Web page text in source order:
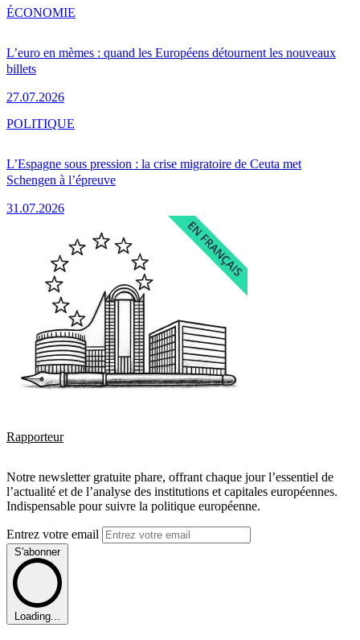
L’euro en mèmes : quand les Européens détournent les nouveaux
billets
27.07.2026
ÉCONOMIE
L’Espagne sous pression : la crise migratoire de Ceuta met
Schengen à l’épreuve
31.07.2026
POLITIQUE
Rapporteur
Notre newsletter gratuite phare, offrant chaque jour l’essentiel de
l’actualité et de l’analyse des institutions et capitales européennes.
Indispensable pour suivre la politique européenne.
Entrez votre email
S'abonner
Loading...